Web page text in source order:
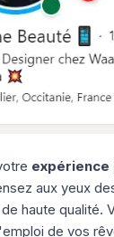
aux yeux
haute qualité.
de vos